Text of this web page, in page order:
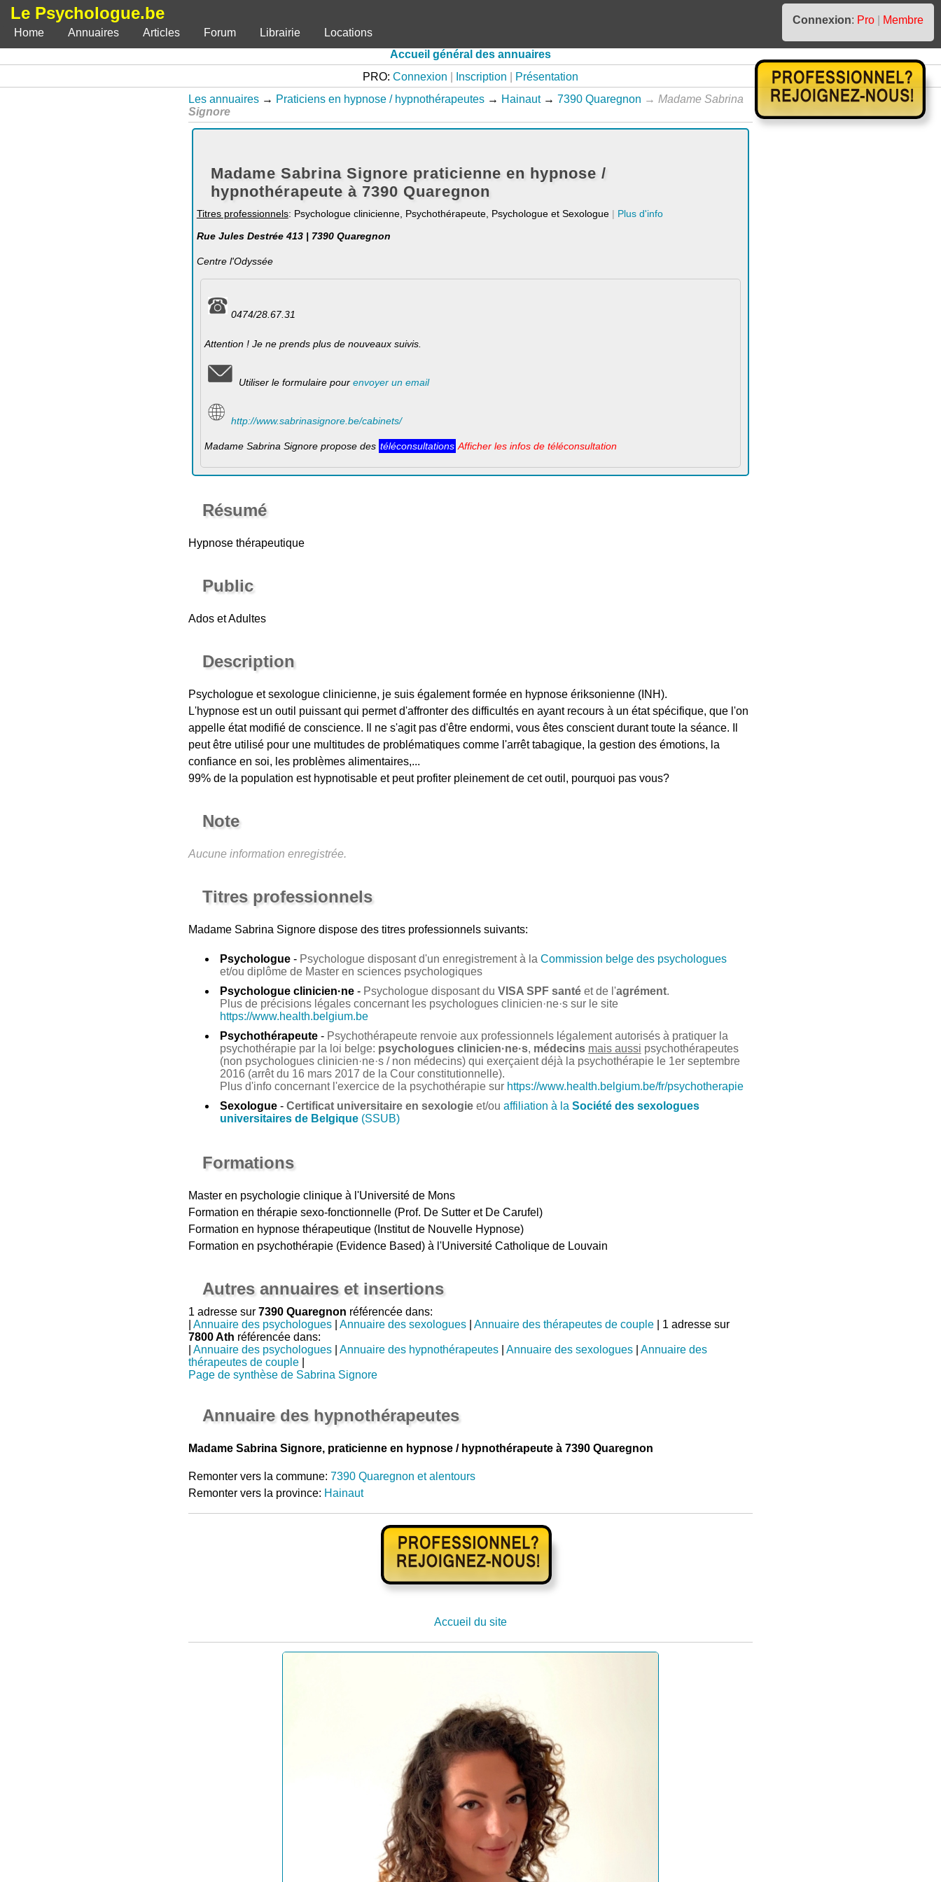
Le Psychologue.be Connexion: Pro
Membre
Home
Annuaires Articles Forum Librairie
Locations
Accueil général des annuaires
PRO: Connexion Inscription
Présentation
Les annuaires → Praticiens en hypnose / hypnothérapeutes → Hainaut → 7390 Quaregnon → Madame Sabrina
Signore
Madame Sabrina Signore praticienne en hypnose /
hypnothérapeute à 7390 Quaregnon
Titres professionnels: Psychologue clinicienne, Psychothérapeute, Psychologue et Sexologue | Plus d'info
Rue Jules Destrée 413 | 7390 Quaregnon
Centre l'Odyssée
0474/28.67.31
Attention ! Je ne prends plus de nouveaux suivis.
Utiliser le formulaire pourenvoyer un email
http://www.sabrinasignore.be/cabinets/
Madame Sabrina Signore propose des téléconsultations Afficher les infos de téléconsultation
Résumé
Hypnose thérapeutique
Public
Ados et Adultes
Description
Psychologue et sexologue clinicienne, je suis également formée en hypnose ériksonienne (INH).
L'hypnose est un outil puissant qui permet d'affronter des difficultés en ayant recours à un état spécifique, que l'on
appelle état modifié de conscience. Il ne s'agit pas d'être endormi, vous êtes conscient durant toute la séance. Il
peut être utilisé pour une multitudes de problématiques comme l'arrêt tabagique, la gestion des émotions, la
confiance en soi, les problèmes alimentaires,...
99% de la population est hypnotisable et peut profiter pleinement de cet outil, pourquoi pas vous?
Note
Aucune information enregistrée.
Titres professionnels
Madame Sabrina Signoredispose des titres professionnels suivants:
Psychologue- Psychologue disposant d'un enregistrement à la Commission belge des psychologues
et/ou diplôme de Master en sciences psychologiques
Psychologue clinicien·ne- Psychologue disposant du VISA SPF santéet de l'agrément.
Plus de précisions légales concernant les psychologues clinicien·ne·s sur le site
https://www.health.belgium.be
Psychothérapeute- Psychothérapeute renvoie aux professionnels légalement autorisés à pratiquer la
psychothérapie par la loi belge: psychologues clinicien·ne·s, médecins mais aussi psychothérapeutes
(non psychologues clinicien·ne·s / non médecins) qui exerçaient déjà la psychothérapie le 1er septembre
2016 (arrêt du 16 mars 2017 de la Cour constitutionnelle).
Plus d'info concernant l'exercice de la psychothérapie sur https://www.health.belgium.be/fr/psychotherapie
Sexologue- Certificat universitaire en sexologieet/ou affiliation à la Société des sexologues
universitaires de Belgique(SSUB)
Formations
Master en psychologie clinique à l'Université de Mons
Formation en thérapie sexo-fonctionnelle (Prof. De Sutter et De Carufel)
Formation en hypnose thérapeutique (Institut de Nouvelle Hypnose)
Formation en psychothérapie (Evidence Based) à l'Université Catholique de Louvain
Autres annuaires et insertions
1 adresse sur 7390 Quaregnon référencée dans:
Annuaire des psychologues| Annuaire des sexologues| Annuaire des thérapeutes de couple| 1 adresse sur
7800 Ath référencée dans:
Annuaire des psychologues| Annuaire des hypnothérapeutes| Annuaire des sexologues| Annuaire des
thérapeutes de couple|
Page de synthèse de Sabrina Signore
Annuaire des hypnothérapeutes
Madame Sabrina Signore, praticienne en hypnose / hypnothérapeute à 7390 Quaregnon
Remonter vers la commune: 7390 Quaregnon et alentours
Remonter vers la province: Hainaut
Accueil du site